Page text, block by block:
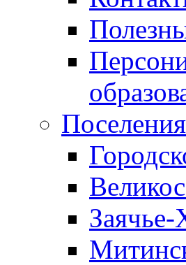
Поселения
Заячье-